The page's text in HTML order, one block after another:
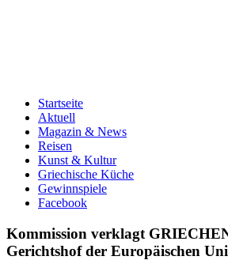
Startseite
Aktuell
Magazin & News
Reisen
Kunst & Kultur
Griechische Küche
Gewinnspiele
Facebook
Kommission verklagt
Gerichtshof der Europäischen